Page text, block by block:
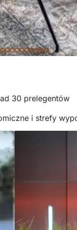
30 prelegentów
i strefy